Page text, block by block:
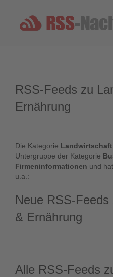
RSS-Feeds zu
Ernährung
Die Kategorie
Untergruppe der Kategorie
Firmeninformationen und
u.a.:
Neue RSS-
& Ernährung
Alle RSS-Feeds